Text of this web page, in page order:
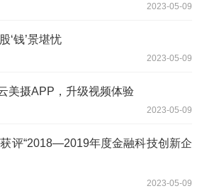
2023-05-09
‘钱’景堪忧
2023-05-09
美摄APP，升级视频体验
2023-05-09
评“2018—2019年度金融科技创新企
2023-05-09